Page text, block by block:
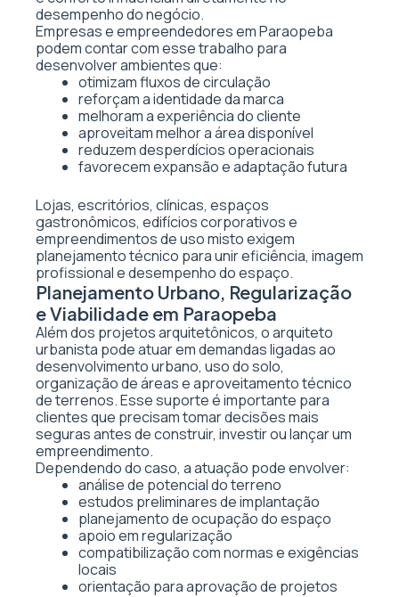
desempenho do negócio.
Empresas e empreendedores em Paraopeba
podem contar com esse trabalho para
desenvolver ambientes que:
otimizam fluxos de circulação
reforçam a identidade da marca
melhoram a experiência do cliente
aproveitam melhor a área disponível
reduzem desperdícios operacionais
favorecem expansão e adaptação futura
Lojas, escritórios, clínicas, espaços
gastronômicos, edifícios corporativos e
empreendimentos de uso misto exigem
planejamento técnico para unir eficiência, imagem
profissional e desempenho do espaço.
Planejamento Urbano, Regularização
e Viabilidade em Paraopeba
Além dos projetos arquitetônicos, o arquiteto
urbanista pode atuar em demandas ligadas ao
desenvolvimento urbano, uso do solo,
organização de áreas e aproveitamento técnico
de terrenos. Esse suporte é importante para
clientes que precisam tomar decisões mais
seguras antes de construir, investir ou lançar um
empreendimento.
Dependendo do caso, a atuação pode envolver:
análise de potencial do terreno
estudos preliminares de implantação
planejamento de ocupação do espaço
apoio em regularização
compatibilização com normas e exigências
locais
orientação para aprovação de projetos